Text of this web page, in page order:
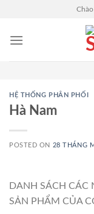
content
HỆ THỐNG PHÂN PHỐI
Hà Nam
POSTED ON 28 THÁNG
DANH SÁCH CÁC
SẢN PHẨM CỦA